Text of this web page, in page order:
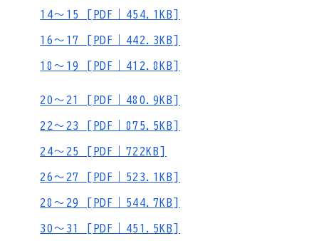
14～15 [PDF｜454.1KB]
16～17 [PDF｜442.3KB]
18～19 [PDF｜412.8KB]
20～21 [PDF｜480.9KB]
22～23 [PDF｜875.5KB]
24～25 [PDF｜722KB]
26～27 [PDF｜523.1KB]
28～29 [PDF｜544.7KB]
30～31 [PDF｜451.5KB]